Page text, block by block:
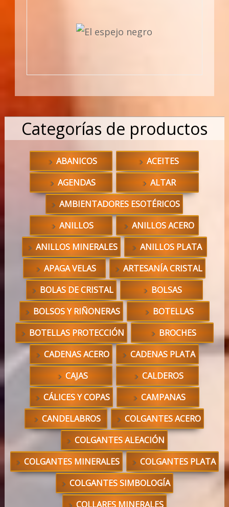
Categorías de productos
ABANICOS
ACEITES
AGENDAS
ALTAR
AMBIENTADORES ESOTÉRICOS
ANILLOS
ANILLOS ACERO
ANILLOS MINERALES
ANILLOS PLATA
APAGA VELAS
ARTESANÍA CRISTAL
BOLAS DE CRISTAL
BOLSAS
BOLSOS Y RIÑONERAS
BOTELLAS
BOTELLAS PROTECCIÓN
BROCHES
CADENAS ACERO
CADENAS PLATA
CAJAS
CALDEROS
CÁLICES Y COPAS
CAMPANAS
CANDELABROS
COLGANTES ACERO
COLGANTES ALEACIÓN
COLGANTES MINERALES
COLGANTES PLATA
COLGANTES SIMBOLOGÍA
COLLARES MINERALES